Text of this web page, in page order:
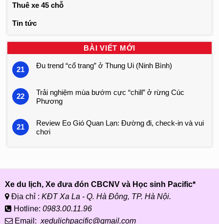
Thuê xe 45 chỗ
Tin tức
BÀI VIẾT MỚI
21 Đu trend “cổ trang” ở Thung Ui (Ninh Bình)
22
Trải nghiệm mùa bướm cực “chill” ở rừng Cúc
Phương
21
Review Eo Gió Quan Lạn: Đường đi, check-in và vui
chơi
Xe du lịch, Xe đưa đón CBCNV và Học sinh Pacific*
Địa chỉ : KĐT Xa La - Q. Hà Đông, TP. Hà Nội.
Hotline: 0983.00.11.96
Email: xedulichpacific@gmail.com